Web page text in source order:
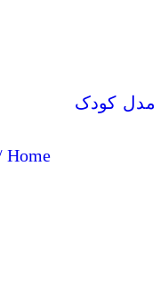
مدل کودک
Home /